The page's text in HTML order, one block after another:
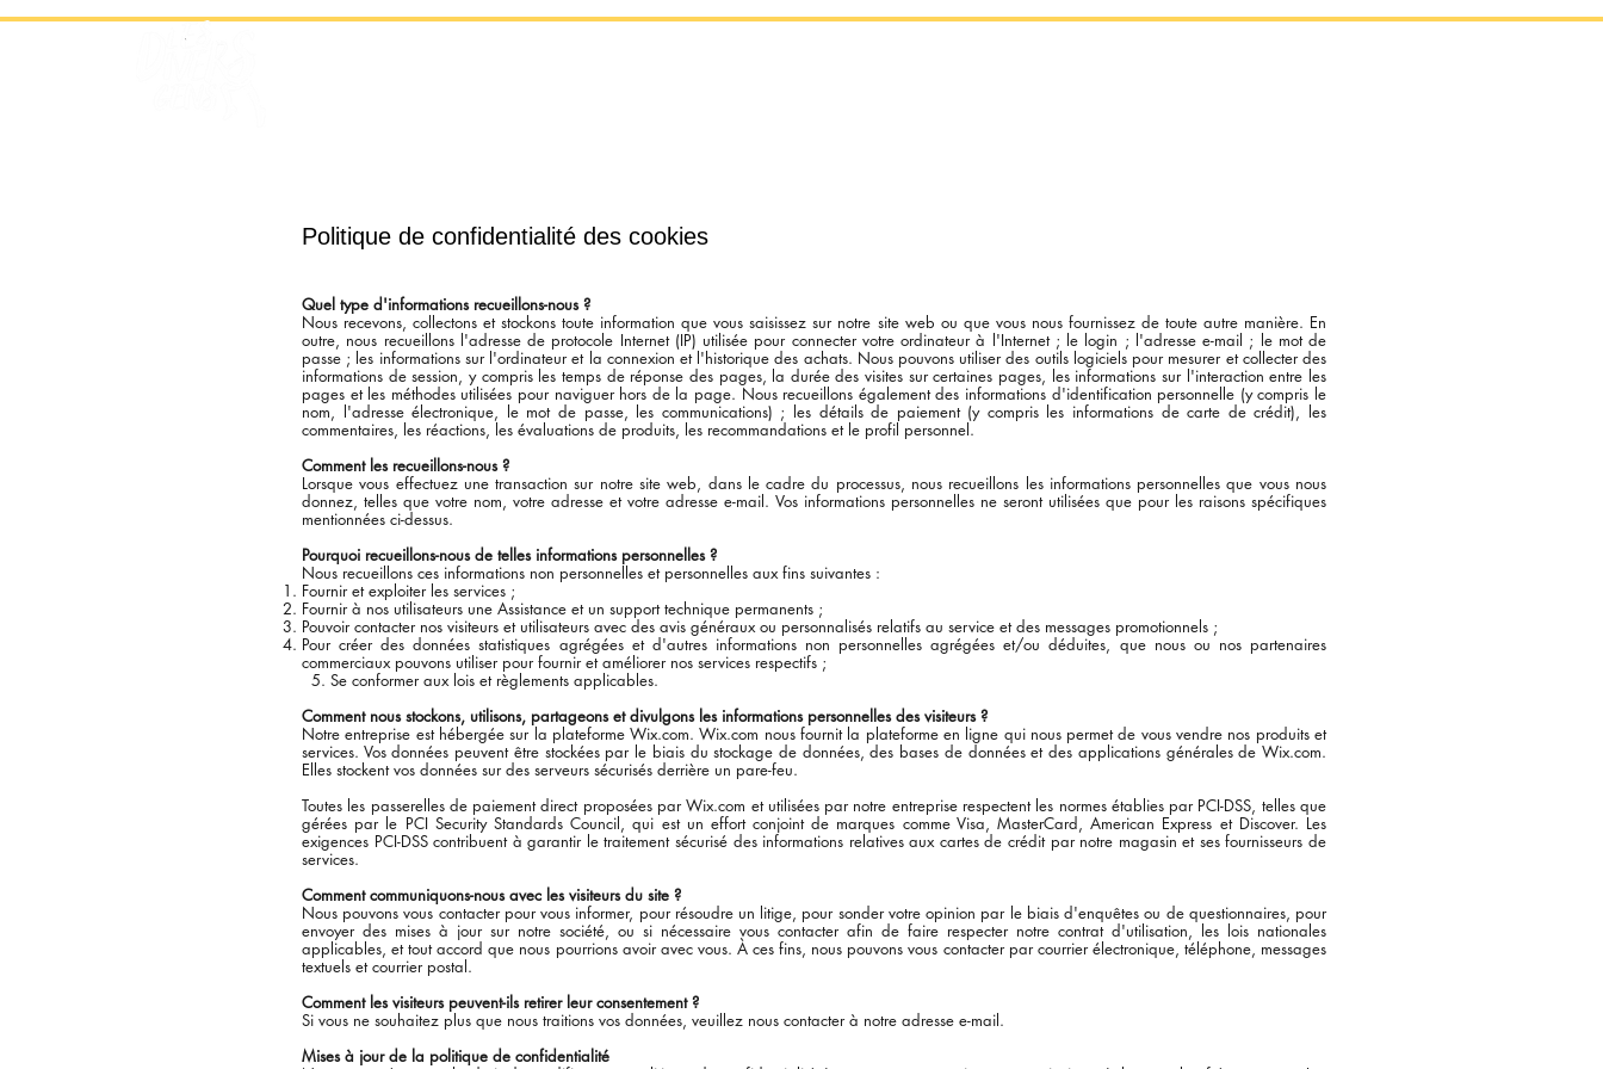
Politique de confidentialité des cookies
Quel type d'informations recueillons-nous ?
Nous recevons, collectons et stockons toute information que vous saisissez sur notre site web ou que vous nous fournissez de toute autre manière. En
outre, nous recueillons l'adresse de protocole Internet (IP) utilisée pour connecter votre ordinateur à l'Internet ; le login ; l'adresse e-mail ; le mot de
passe ; les informations sur l'ordinateur et la connexion et l'historique des achats. Nous pouvons utiliser des outils logiciels pour mesurer et collecter des
informations de session, y compris les temps de réponse des pages, la durée des visites sur certaines pages, les informations sur l'interaction entre les
pages et les méthodes utilisées pour naviguer hors de la page. Nous recueillons également des informations d'identification personnelle (y compris le
nom, l'adresse électronique, le mot de passe, les communications) ; les détails de paiement (y compris les informations de carte de crédit), les
commentaires, les réactions, les évaluations de produits, les recommandations et le profil personnel.
Comment les recueillons-nous ?
Lorsque vous effectuez une transaction sur notre site web, dans le cadre du processus, nous recueillons les informations personnelles que vous nous
donnez, telles que votre nom, votre adresse et votre adresse e-mail. Vos informations personnelles ne seront utilisées que pour les raisons spécifiques
mentionnées ci-dessus.
Pourquoi recueillons-nous de telles informations personnelles ?
Nous recueillons ces informations non personnelles et personnelles aux fins suivantes :
Fournir et exploiter les services ;
Fournir à nos utilisateurs une Assistance et un support technique permanents ;
Pouvoir contacter nos visiteurs et utilisateurs avec des avis généraux ou personnalisés relatifs au service et des messages promotionnels ;
Pour créer des données statistiques agrégées et d'autres informations non personnelles agrégées et/ou déduites, que nous ou nos partenaires
commerciaux pouvons utiliser pour fournir et améliorer nos services respectifs ;
5. Se conformer aux lois et règlements applicables.
Comment nous stockons, utilisons, partageons et divulgons les informations personnelles des visiteurs ?
Notre entreprise est hébergée sur la plateforme Wix.com. Wix.com nous fournit la plateforme en ligne qui nous permet de vous vendre nos produits et
services. Vos données peuvent être stockées par le biais du stockage de données, des bases de données et des applications générales de Wix.com.
Elles stockent vos données sur des serveurs sécurisés derrière un pare-feu.
Toutes les passerelles de paiement direct proposées par Wix.com et utilisées par notre entreprise respectent les normes établies par PCI-DSS, telles que
gérées par le PCI Security Standards Council, qui est un effort conjoint de marques comme Visa, MasterCard, American Express et Discover. Les
exigences PCI-DSS contribuent à garantir le traitement sécurisé des informations relatives aux cartes de crédit par notre magasin et ses fournisseurs de
services.
Comment communiquons-nous avec les visiteurs du site ?
Nous pouvons vous contacter pour vous informer, pour résoudre un litige, pour sonder votre opinion par le biais d'enquêtes ou de questionnaires, pour
envoyer des mises à jour sur notre société, ou si nécessaire vous contacter afin de faire respecter notre contrat d'utilisation, les lois nationales
applicables, et tout accord que nous pourrions avoir avec vous. À ces fins, nous pouvons vous contacter par courrier électronique, téléphone, messages
textuels et courrier postal.
Comment les visiteurs peuvent-ils retirer leur consentement ?
Si vous ne souhaitez plus que nous traitions vos données, veuillez nous contacter à notre adresse e-mail.
Mises à jour de la politique de confidentialité